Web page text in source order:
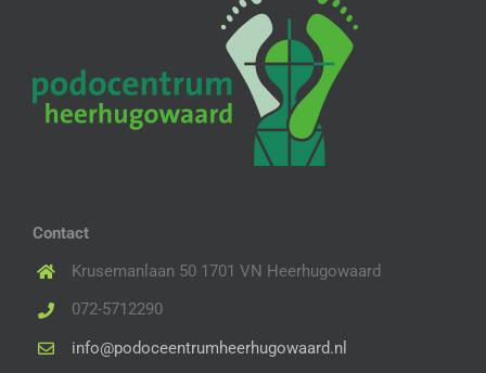
Contact
Krusemanlaan 50 1701 VN Heerhugowaard
072-5712290
info@podoceentrumheerhugowaard.nl